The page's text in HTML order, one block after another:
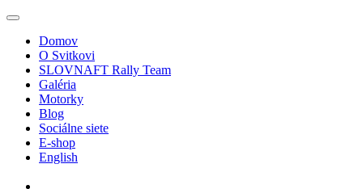
Domov
O Svitkovi
SLOVNAFT Rally Team
Galéria
Motorky
Blog
Sociálne siete
E-shop
English